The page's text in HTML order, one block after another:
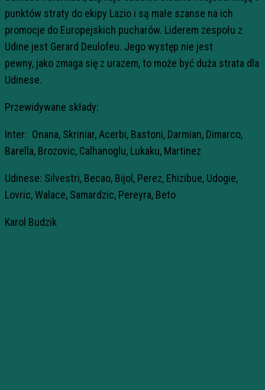
punktów straty do ekipy Lazio i są małe szanse na ich
promocje do Europejskich pucharów. Liderem zespołu z
Udine jest Gerard Deulofeu. Jego występ nie jest
pewny, jako zmaga się z urazem, to może być duża strata dla
Udinese.
Przewidywane składy:
Inter: Onana, Skriniar, Acerbi, Bastoni, Darmian, Dimarco,
Barella, Brozovic, Calhanoglu, Lukaku, Martinez
Udinese: Silvestri, Becao, Bijol, Perez, Ehizibue, Udogie,
Lovric, Walace, Samardzic, Pereyra, Beto
Karol Budzik